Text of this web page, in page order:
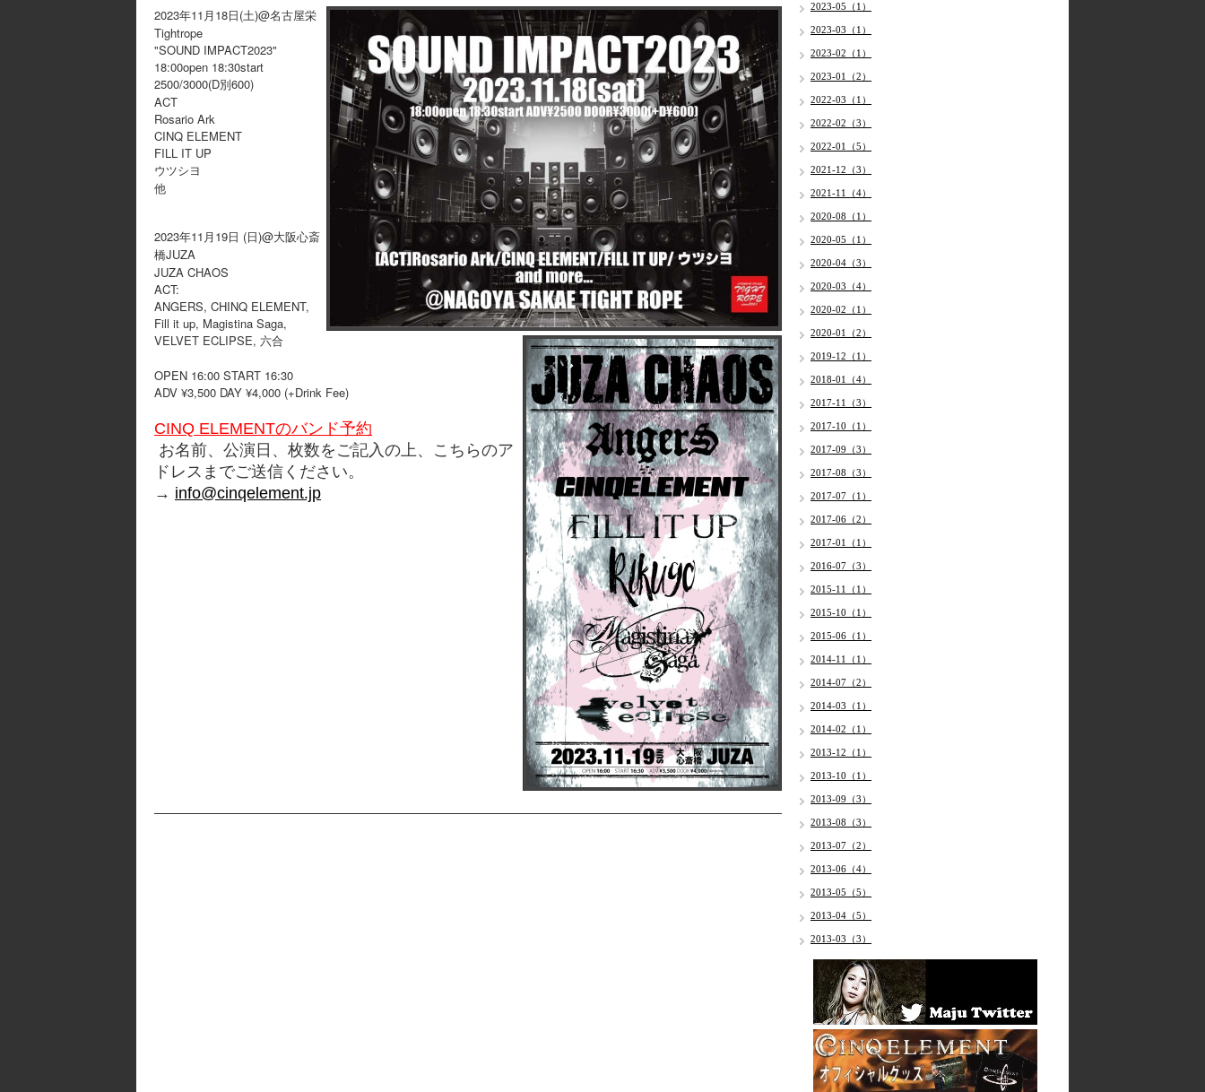
2023年11月18日(土)@名古屋栄
Tightrope
"SOUND IMPACT2023"
18:00open 18:30start
2500/3000(D別600)
ACT
Rosario Ark
CINQ ELEMENT
FILL IT UP
ウツシヨ
他
2023年11月19日 (日)@大阪心斎
橋JUZA
JUZA CHAOS
ACT:
ANGERS, CHINQ ELEMENT,
Fill it up, Magistina Saga,
VELVET ECLIPSE, 六合
OPEN 16:00 START 16:30
ADV ¥3,500 DAY ¥4,000 (+Drink Fee)
CINQ ELEMENTのバンド予約
お名前、公演日、枚数をご記入の上、こちらのア
ドレスまでご送信ください。
→ info@cinqelement.jp
2023-05（1）
2023-03（1）
2023-02（1）
2023-01（2）
2022-03（1）
2022-02（3）
2022-01（5）
2021-12（3）
2021-11（4）
2020-08（1）
2020-05（1）
2020-04（3）
2020-03（4）
2020-02（1）
2020-01（2）
2019-12（1）
2018-01（4）
2017-11（3）
2017-10（1）
2017-09（3）
2017-08（3）
2017-07（1）
2017-06（2）
2017-01（1）
2016-07（3）
2015-11（1）
2015-10（1）
2015-06（1）
2014-11（1）
2014-07（2）
2014-03（1）
2014-02（1）
2013-12（1）
2013-10（1）
2013-09（3）
2013-08（3）
2013-07（2）
2013-06（4）
2013-05（5）
2013-04（5）
2013-03（3）